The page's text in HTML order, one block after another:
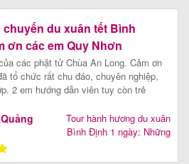
du xuân tết Bình
ơn các em Quy Nhơn
các phật tử Chùa An Long. Cảm ơn
tổ chức rất chu đáo, chuyên nghiệp,
2 em hướng dẫn viên tuy còn trẻ
chi tiết]
Tour hành hương du xuân
Bình Định 1 ngày: Những